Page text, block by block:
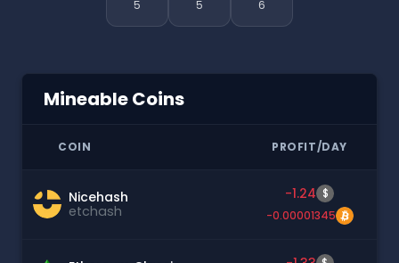
5 5 6
Mineable Coins
COIN PROFIT/DAY
Nicehash
etchash
-1.24 $
-0.00001345